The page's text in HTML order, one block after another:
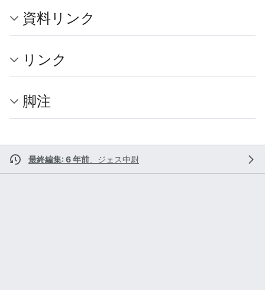
資料リンク
リンク
脚注
最終編集: 6 年前 ジェス中尉